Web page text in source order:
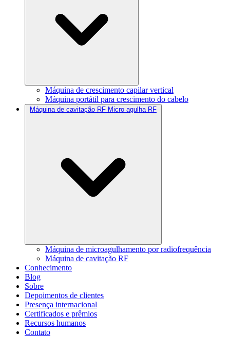
Máquina de crescimento capilar vertical
Máquina portátil para crescimento do cabelo
Máquina de cavitação RF Micro agulha RF
Máquina de microagulhamento por radiofrequência
Máquina de cavitação RF
Conhecimento
Blog
Sobre
Depoimentos de clientes
Presença internacional
Certificados e prêmios
Recursos humanos
Contato